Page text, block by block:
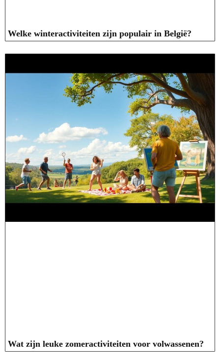
Welke winteractiviteiten zijn populair in België?
Wat zijn leuke zomeractiviteiten voor volwassenen?